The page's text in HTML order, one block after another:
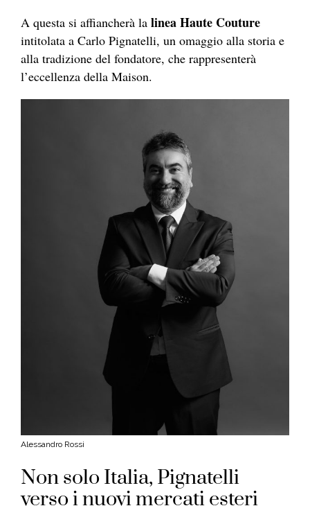
A questa si affiancherà la linea Haute Couture
intitolata a Carlo Pignatelli, un omaggio alla storia e
alla tradizione del fondatore, che rappresenterà
l’eccellenza della Maison.
Alessandro Rossi
Non solo Italia, Pignatelli
verso i nuovi mercati esteri